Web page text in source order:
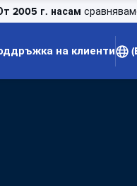
2005 г. насам
на клиенти